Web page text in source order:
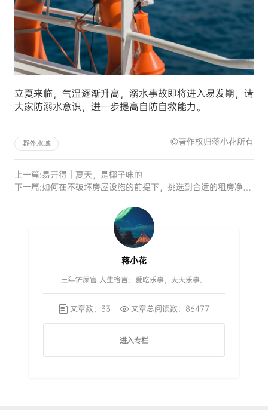
立夏来临，气温逐渐升高，溺水事故即将进入易发期，请
大家防溺水意识，进一步提高自防自救能力。
野外水域 ©著作权归蒋小花所有
上一篇:易开得｜夏天，是椰子味的
下一篇:如何在不破坏房屋设施的前提下，挑选到合适的租房净水器
蒋小花
三年铲屎官 人生格言：爱吃乐事，天天乐事。
文章数：33 文章总阅读数：86477
进入专栏